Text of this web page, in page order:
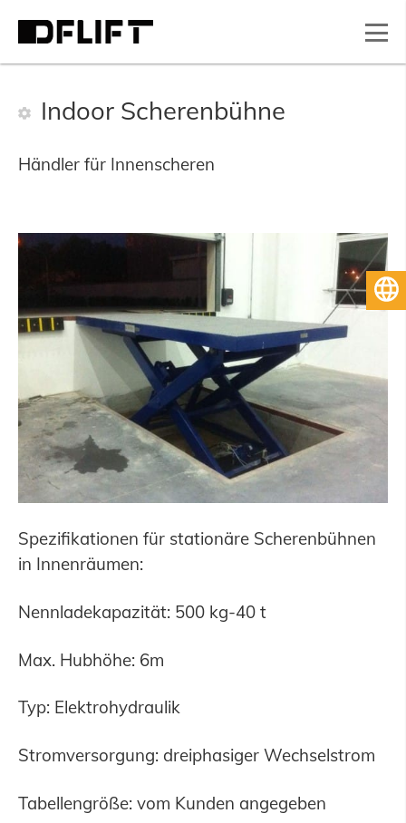
Indoor Scherenbühne
Händler für Innenscheren
Spezifikationen für stationäre Scherenbühnen
in Innenräumen:
Nennladekapazität: 500 kg-40 t
Max. Hubhöhe: 6m
Typ: Elektrohydraulik
Stromversorgung: dreiphasiger Wechselstrom
Tabellengröße: vom Kunden angegeben
Deutsch